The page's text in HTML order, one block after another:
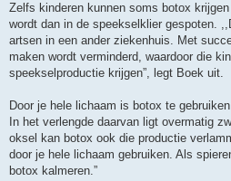
Zelfs kinderen kunnen soms botox
wordt dan in de speekselklier gespoten.
artsen in een ander ziekenhuis. Met
maken wordt verminderd, waardoor die
speekselproductie krijgen”, legt Boek uit.
Door je hele lichaam is botox te gebruiken
In het verlengde daarvan ligt overmatig
oksel kan botox ook die productie
door je hele lichaam gebruiken. Als
botox kalmeren.”